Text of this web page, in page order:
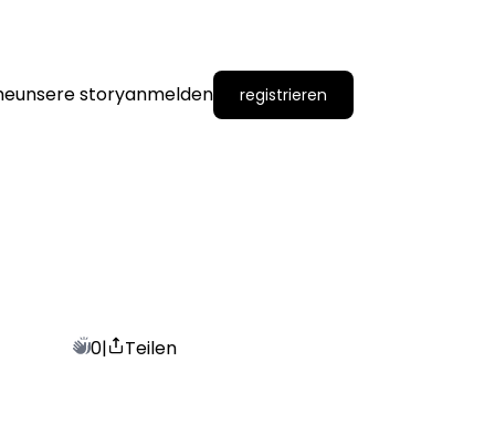
unsere storyanmelden registrieren
0| Teilen